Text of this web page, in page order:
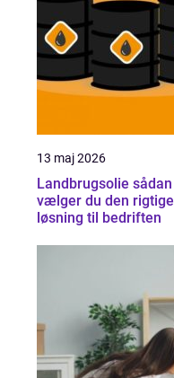
13 maj 2026
Landbrugsolie sådan
vælger du den rigtige
løsning til bedriften